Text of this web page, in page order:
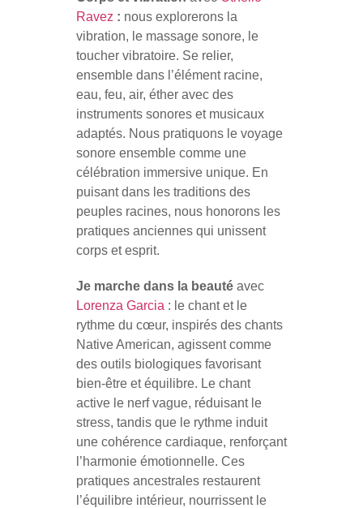
Ravez : nous explorerons la
vibration, le massage sonore, le
toucher vibratoire. Se relier,
ensemble dans l’élément racine,
eau, feu, air, éther avec des
instruments sonores et musicaux
adaptés. Nous pratiquons le voyage
sonore ensemble comme une
célébration immersive unique. En
puisant dans les traditions des
peuples racines, nous honorons les
pratiques anciennes qui unissent
corps et esprit.
Je marche dans la beauté avec
Lorenza Garcia : le chant et le
rythme du cœur, inspirés des chants
Native American, agissent comme
des outils biologiques favorisant
bien-être et équilibre. Le chant
active le nerf vague, réduisant le
stress, tandis que le rythme induit
une cohérence cardiaque, renforçant
l’harmonie émotionnelle. Ces
pratiques ancestrales restaurent
l’équilibre intérieur, nourrissent le